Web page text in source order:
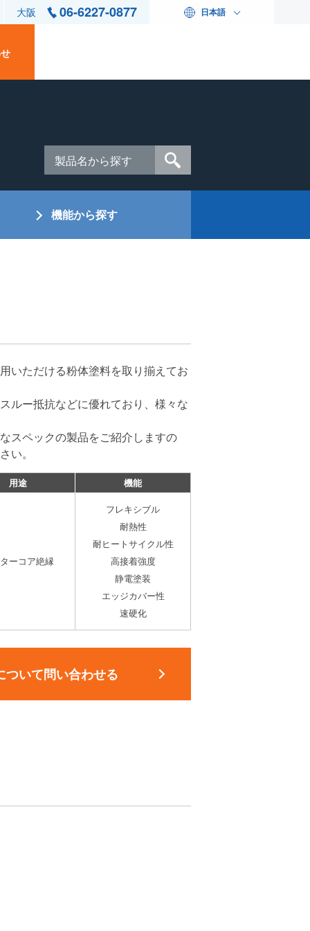
大阪 06-6227-0877 日本語
機能から探す
いただける粉体塗料を取り揃えてお
ルー抵抗などに優れており、様々な
スペックの製品をご紹介しますの
い。
用途 機能
ーコア絶縁
フレキシブル
耐熱性
耐ヒートサイクル性
高接着強度
静電塗装
エッジカバー性
速硬化
ついて問い合わせる